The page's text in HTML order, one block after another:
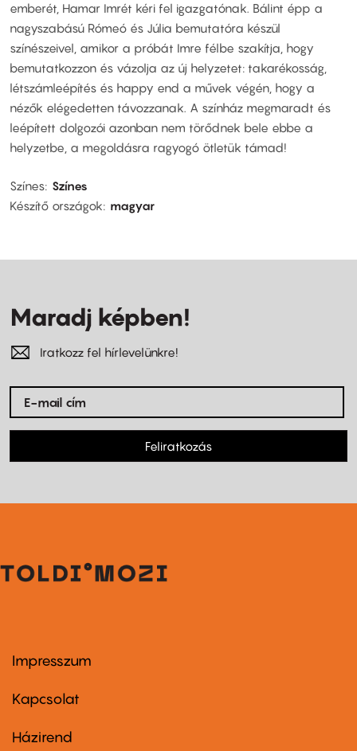
emberét, Hamar Imrét kéri fel igazgatónak. Bálint épp a
nagyszabású Rómeó és Júlia bemutatóra készül
színészeivel, amikor a próbát Imre félbe szakítja, hogy
bemutatkozzon és vázolja az új helyzetet: takarékosság,
létszámleépítés és happy end a művek végén, hogy a
nézők elégedetten távozzanak. A színház megmaradt és
leépített dolgozói azonban nem törődnek bele ebbe a
helyzetbe, a megoldásra ragyogó ötletük támad!
Színes Színes
Készítő országok
magyar
Maradj képben!
Iratkozz fel hírlevelünkre!
Feliratkozás
Footer
first
Impresszum
Kapcsolat
Footer
Házirend